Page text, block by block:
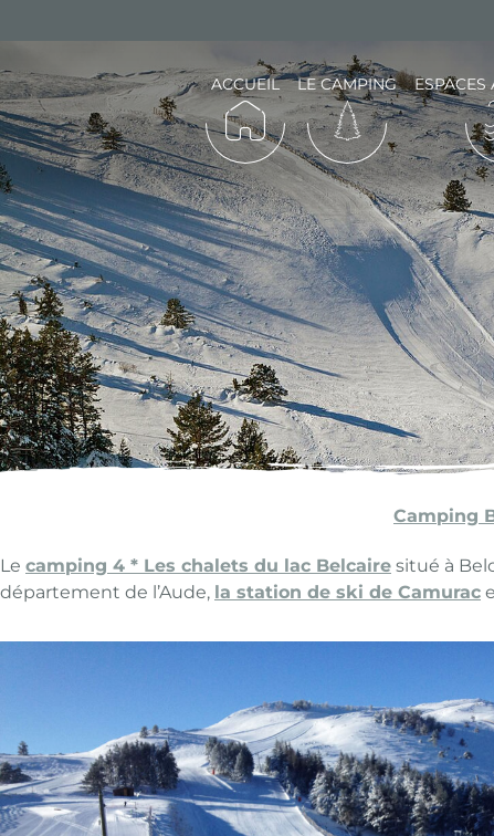
ACCUEIL LE CAMPING ESPACES
Camping
Le camping 4 * Les chalets du lac Belcaire situé à
département de l’Aude, la station de ski de Camurac